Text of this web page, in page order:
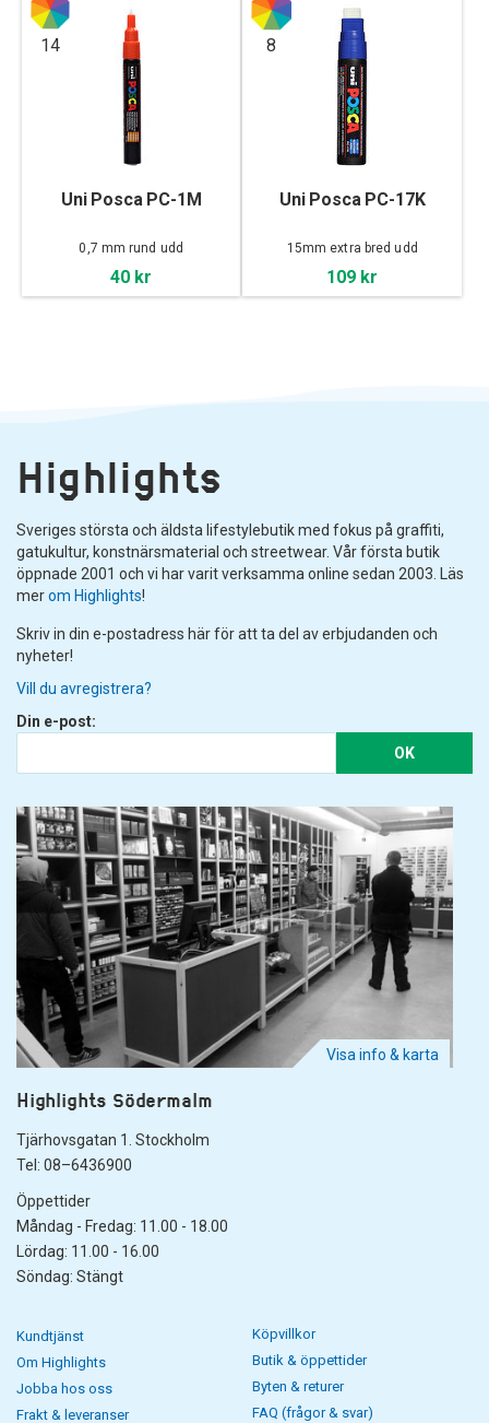
14
Uni Posca PC-1M
0,7 mm rund udd
40 kr
8
Uni Posca PC-17K
15mm extra bred udd
109 kr
Highlights
Sveriges största och äldsta lifestylebutik med fokus på graffiti,
gatukultur, konstnärsmaterial och streetwear. Vår första butik
öppnade 2001 och vi har varit verksamma online sedan 2003. Läs
merom Highlights!
Skriv in din e-postadress här för att ta del av erbjudanden och
nyheter!
Vill du avregistrera?
Din e-post:
OK
Visa info & karta
Highlights Södermalm
Tjärhovsgatan 1. Stockholm
Tel: 08–6436900
Öppettider
Måndag - Fredag: 11.00 - 18.00
Lördag: 11.00 - 16.00
Söndag: Stängt
Kundtjänst
Om Highlights
Jobba hos oss
Frakt & leveranser
Köpvillkor
Butik & öppettider
Byten & returer
FAQ (frågor & svar)